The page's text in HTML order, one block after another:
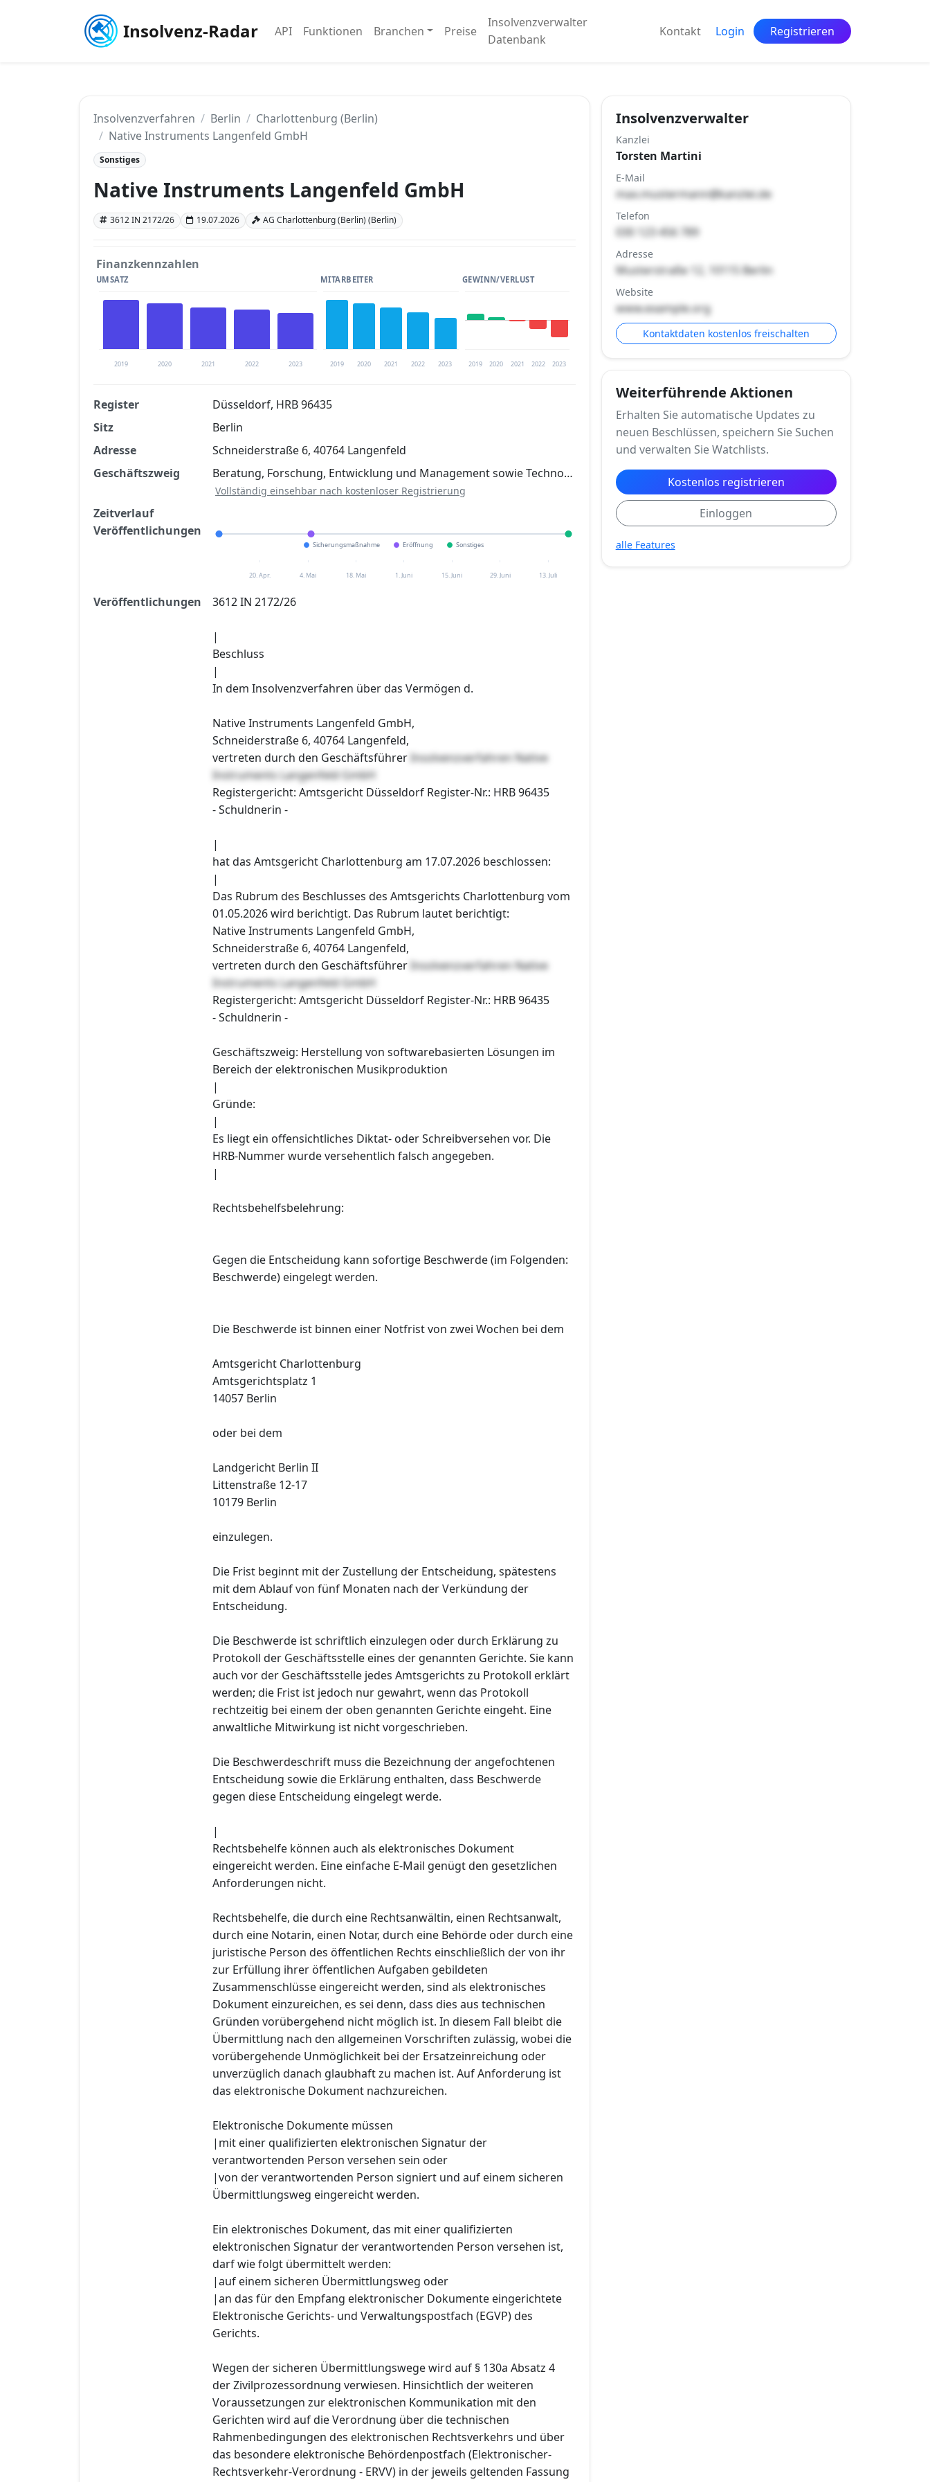
Insolvenz-Radar API Funktionen Branchen Preise
Insolvenzverwalter
Datenbank
Kontakt Login Registrieren
Insolvenzverfahren Berlin
Charlottenburg (Berlin)
Native Instruments Langenfeld GmbH
Sonstiges
Native Instruments Langenfeld GmbH
3612 IN 2172/26 19.07.2026 AG Charlottenburg (Berlin) (Berlin)
Finanzkennzahlen
UMSATZ
2019 2020 2021 2022 2023
MITARBEITER
2019 2020 2021 2022 2023
GEWINN/VERLUST
2019 2020 2021 2022 2023
Finanzkennzahlen nach kostenloser Registrierung verfügbar
Jetzt kostenlos registrieren
Register
Düsseldorf, HRB 96435
Sitz
Berlin
Adresse
Schneiderstraße 6, 40764 Langenfeld
Geschäftszweig
Beratung, Forschung, Entwicklung und Management sowie Techno…
Vollständig einsehbar nach kostenloser Registrierung
Zeitverlauf
Veröffentlichungen
Sicherungsmaßnahme Eröffnung Sonstiges
20. Apr. 4. Mai 18. Mai 1. Juni 15. Juni 29. Juni 13. Juli
Veröffentlichungen 3612 IN 2172/26
|
Beschluss
|
In dem Insolvenzverfahren über das Vermögen d.
Native Instruments Langenfeld GmbH,
Schneiderstraße 6, 40764 Langenfeld,
vertreten durch den Geschäftsführer Insolvenzverfahren Native
Instruments Langenfeld GmbH
Registergericht: Amtsgericht Düsseldorf Register-Nr.: HRB 96435
- Schuldnerin -
|
hat das Amtsgericht Charlottenburg am 17.07.2026 beschlossen:
|
Das Rubrum des Beschlusses des Amtsgerichts Charlottenburg vom
01.05.2026 wird berichtigt. Das Rubrum lautet berichtigt:
Native Instruments Langenfeld GmbH,
Schneiderstraße 6, 40764 Langenfeld,
vertreten durch den Geschäftsführer Insolvenzverfahren Native
Instruments Langenfeld GmbH
Registergericht: Amtsgericht Düsseldorf Register-Nr.: HRB 96435
- Schuldnerin -
Geschäftszweig: Herstellung von softwarebasierten Lösungen im
Bereich der elektronischen Musikproduktion
|
Gründe:
|
Es liegt ein offensichtliches Diktat- oder Schreibversehen vor. Die
HRB-Nummer wurde versehentlich falsch angegeben.
|
Rechtsbehelfsbelehrung:
Gegen die Entscheidung kann sofortige Beschwerde (im Folgenden:
Beschwerde) eingelegt werden.
Die Beschwerde ist binnen einer Notfrist von zwei Wochen bei dem
Amtsgericht Charlottenburg
Amtsgerichtsplatz 1
14057 Berlin
oder bei dem
Landgericht Berlin II
Littenstraße 12-17
10179 Berlin
einzulegen.
Die Frist beginnt mit der Zustellung der Entscheidung, spätestens
mit dem Ablauf von fünf Monaten nach der Verkündung der
Entscheidung.
Die Beschwerde ist schriftlich einzulegen oder durch Erklärung zu
Protokoll der Geschäftsstelle eines der genannten Gerichte. Sie kann
auch vor der Geschäftsstelle jedes Amtsgerichts zu Protokoll erklärt
werden; die Frist ist jedoch nur gewahrt, wenn das Protokoll
rechtzeitig bei einem der oben genannten Gerichte eingeht. Eine
anwaltliche Mitwirkung ist nicht vorgeschrieben.
Die Beschwerdeschrift muss die Bezeichnung der angefochtenen
Entscheidung sowie die Erklärung enthalten, dass Beschwerde
gegen diese Entscheidung eingelegt werde.
|
Rechtsbehelfe können auch als elektronisches Dokument
eingereicht werden. Eine einfache E-Mail genügt den gesetzlichen
Anforderungen nicht.
Rechtsbehelfe, die durch eine Rechtsanwältin, einen Rechtsanwalt,
durch eine Notarin, einen Notar, durch eine Behörde oder durch eine
juristische Person des öffentlichen Rechts einschließlich der von ihr
zur Erfüllung ihrer öffentlichen Aufgaben gebildeten
Zusammenschlüsse eingereicht werden, sind als elektronisches
Dokument einzureichen, es sei denn, dass dies aus technischen
Gründen vorübergehend nicht möglich ist. In diesem Fall bleibt die
Übermittlung nach den allgemeinen Vorschriften zulässig, wobei die
vorübergehende Unmöglichkeit bei der Ersatzeinreichung oder
unverzüglich danach glaubhaft zu machen ist. Auf Anforderung ist
das elektronische Dokument nachzureichen.
Elektronische Dokumente müssen
|mit einer qualifizierten elektronischen Signatur der
verantwortenden Person versehen sein oder
|von der verantwortenden Person signiert und auf einem sicheren
Übermittlungsweg eingereicht werden.
Ein elektronisches Dokument, das mit einer qualifizierten
elektronischen Signatur der verantwortenden Person versehen ist,
darf wie folgt übermittelt werden:
|auf einem sicheren Übermittlungsweg oder
|an das für den Empfang elektronischer Dokumente eingerichtete
Elektronische Gerichts- und Verwaltungspostfach (EGVP) des
Gerichts.
Wegen der sicheren Übermittlungswege wird auf § 130a Absatz 4
der Zivilprozessordnung verwiesen. Hinsichtlich der weiteren
Voraussetzungen zur elektronischen Kommunikation mit den
Gerichten wird auf die Verordnung über die technischen
Rahmenbedingungen des elektronischen Rechtsverkehrs und über
das besondere elektronische Behördenpostfach (Elektronischer-
Rechtsverkehr-Verordnung - ERVV) in der jeweils geltenden Fassung
Insolvenzverwalter
Kanzlei
Torsten Martini
E-Mail
max.mustermann@kanzlei.de
Telefon
030 123 456 789
Adresse
Musterstraße 12, 10115 Berlin
Website
www.example.org
Kontaktdaten kostenlos freischalten
Weiterführende Aktionen
Erhalten Sie automatische Updates zu
neuen Beschlüssen, speichern Sie Suchen
und verwalten Sie Watchlists.
Kostenlos registrieren
Einloggen
alle Features